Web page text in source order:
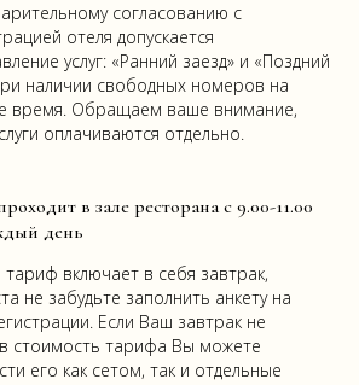
согласованию с
отеля допускается
услуг: «Ранний заезд» и «Поздний
наличии свободных номеров на
время. Обращаем ваше внимание,
оплачиваются отдельно.
в зале ресторана с 9.00-11.00
день
включает в себя завтрак,
не забудьте заполнить анкету на
Если Ваш завтрак не
стоимость тарифа Вы можете
его как сетом, так и отдельные